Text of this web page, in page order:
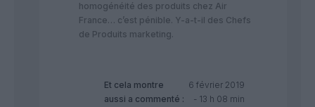
homogénéité des produits chez Air
France… c’est pénible. Y-a-t-il des Chefs
de Produits marketing.
Et cela montre
aussi a commenté :
6 février 2019
- 13 h 08 min